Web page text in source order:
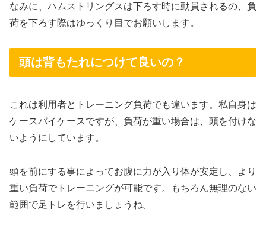
なみに、ハムストリングスは下ろす時に動員されるの、負
荷を下ろす際はゆっくり目でお願いします。
頭は背もたれにつけて良いの？
これは利用者とトレーニング負荷でも違います。私自身は
ケースバイケースですが、負荷が重い場合は、頭を付けな
いようにしています。
頭を前にする事によってお腹に力が入り体が安定し、より
重い負荷でトレーニングが可能です。もちろん無理のない
範囲で足トレを行いましょうね。